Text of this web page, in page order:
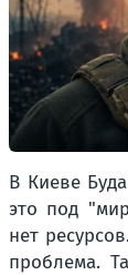
В Киеве
это под
нет
проблема.